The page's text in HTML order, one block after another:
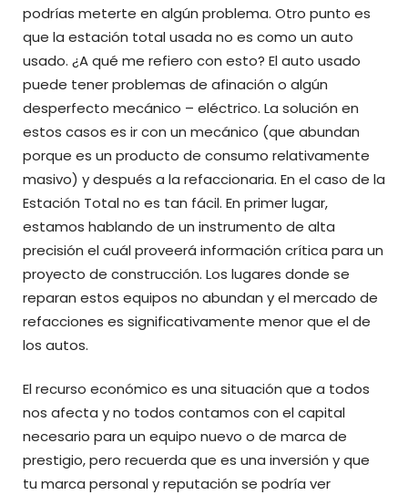
podrías meterte en algún problema. Otro punto es
que la estación total usada no es como un auto
usado. ¿A qué me refiero con esto? El auto usado
puede tener problemas de afinación o algún
desperfecto mecánico – eléctrico. La solución en
estos casos es ir con un mecánico (que abundan
porque es un producto de consumo relativamente
masivo) y después a la refaccionaria. En el caso de la
Estación Total no es tan fácil. En primer lugar,
estamos hablando de un instrumento de alta
precisión el cuál proveerá información crítica para un
proyecto de construcción. Los lugares donde se
reparan estos equipos no abundan y el mercado de
refacciones es significativamente menor que el de
los autos.
El recurso económico es una situación que a todos
nos afecta y no todos contamos con el capital
necesario para un equipo nuevo o de marca de
prestigio, pero recuerda que es una inversión y que
tu marca personal y reputación se podría ver